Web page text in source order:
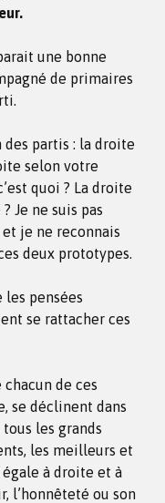
une bonne
de primaires
des partis : la droite
selon votre
quoi ? La droite
Je ne suis pas
et je ne reconnais
deux prototypes.
les pensées
se rattacher ces
chacun de ces
se déclinent dans
les grands
les meilleurs et
égale à droite et à
l’honnêteté ou son